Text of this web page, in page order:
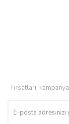
Fırsatları,